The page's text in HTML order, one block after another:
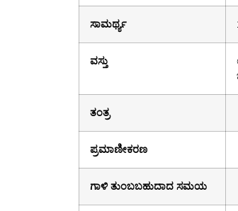
ಸಾಮರ್ಥ್ಯ
ವಸ್ತು
ತಂತ್ರ
ಪ್ರಮಾಣೀಕರಣ
ಗಾಳಿ ತುಂಬಬಹುದಾದ ಸಮಯ